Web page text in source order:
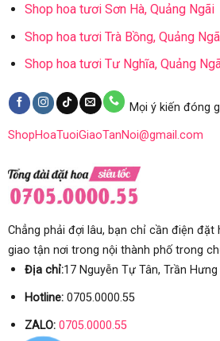
Shop hoa tươi Sơn Hà, Quảng Ngãi
Shop hoa tươi Trà Bồng, Quảng
Shop hoa tươi Tư Nghĩa, Quảng
Mọi ý kiến đóng
ShopHoaTuoiGiaoTanNoi@gmail.com
Chẳng phải đợi lâu, bạn chỉ cần điện đặt
giao tận nơi trong nội thành phố trong
Địa chỉ:17 Nguyễn Tự Tân, Trần
Hotline:0705.0000.55
ZALO: 0705.0000.55